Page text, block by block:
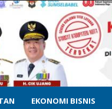
EKONOMI BISNIS